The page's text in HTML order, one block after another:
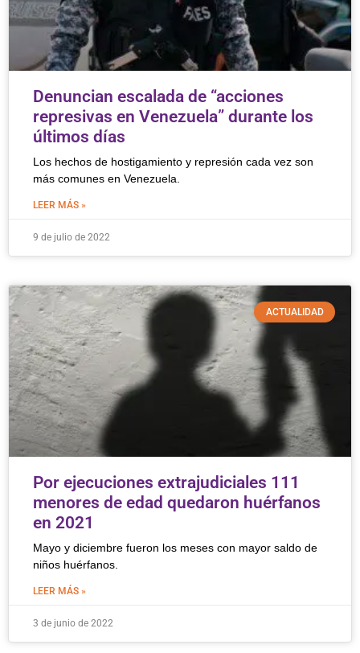
Denuncian escalada de “acciones
represivas en Venezuela” durante los
últimos días
Los hechos de hostigamiento y represión cada vez son
más comunes en Venezuela.
LEER MÁS »
9 de julio de 2022
ACTUALIDAD
Por ejecuciones extrajudiciales 111
menores de edad quedaron huérfanos
en 2021
Mayo y diciembre fueron los meses con mayor saldo de
niños huérfanos.
LEER MÁS »
3 de junio de 2022